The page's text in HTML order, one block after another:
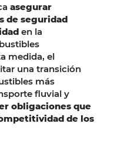
asegurar
de seguridad
en la
medida, el
una transición
más
fluvial y
obligaciones que
de los